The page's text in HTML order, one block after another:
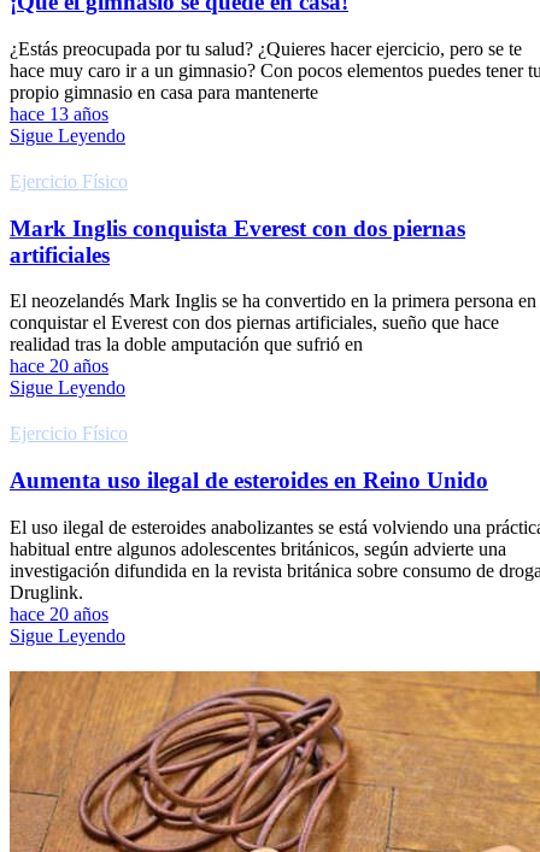
¿Estás preocupada por tu salud? ¿Quieres hacer ejercicio, pero se te
hace muy caro ir a un gimnasio? Con pocos elementos puedes tener
propio gimnasio en casa para mantenerte
hace 13 años
Sigue Leyendo
Ejercicio Fí­sico
Mark Inglis conquista Everest con dos piernas
artificiales
El neozelandés Mark Inglis se ha convertido en la primera persona en
conquistar el Everest con dos piernas artificiales, sueño que hace
realidad tras la doble amputación que sufrió en
hace 20 años
Sigue Leyendo
Ejercicio Fí­sico
Aumenta uso ilegal de esteroides en Reino Unido
El uso ilegal de esteroides anabolizantes se está volviendo una
habitual entre algunos adolescentes británicos, según advierte una
investigación difundida en la revista británica sobre consumo de
Druglink.
hace 20 años
Sigue Leyendo